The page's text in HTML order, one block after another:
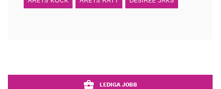
LEDIGA JOBB